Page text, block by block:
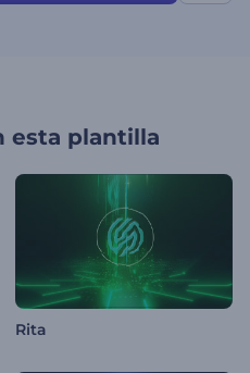
esta plantilla
Rita